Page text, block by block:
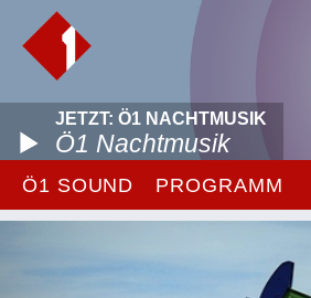
JETZT: Ö1 NACHTMUSIK
Ö1 Nachtmusik
Ö1 SOUND PROGRAMM